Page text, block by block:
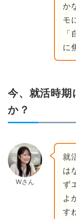
か
モ
に
今、就活時
か？
Wさん
就
は
ず
よ
す